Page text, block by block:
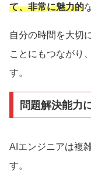
て、非常に魅力的
自分の時間を大切
ことにもつながり
す。
問題解決能力
AIエンジニアは複
す。